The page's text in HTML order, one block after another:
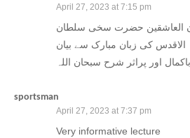
April 27, 2023 at 7:15 pm
العاشقین حضرت سخی سلطان
کی زبان مبارک سے بیان
اور پراثر شرح سبحان اللہ
sportsman
April 27, 2023 at 7:37 pm
Very informative lecture